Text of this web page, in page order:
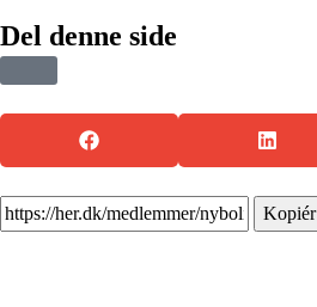
Del denne side
Kopiér